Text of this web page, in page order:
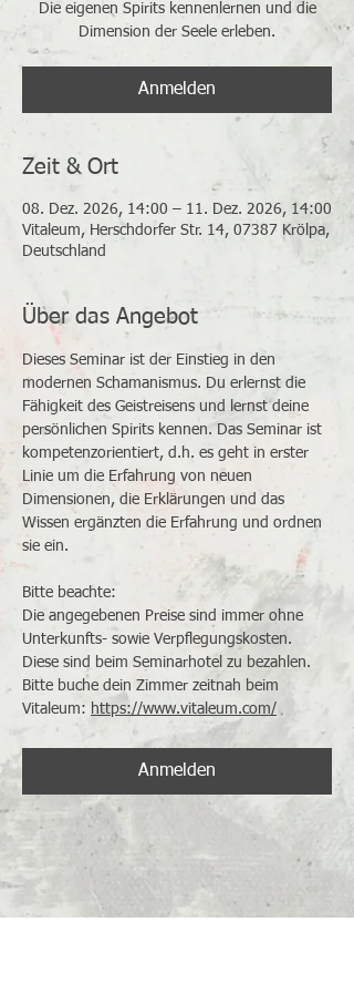
Die eigenen Spirits kennenlernen und die
Dimension der Seele erleben.
Anmelden
Zeit & Ort
08. Dez. 2026, 14:00 – 11. Dez. 2026, 14:00
Vitaleum, Herschdorfer Str. 14, 07387 Krölpa,
Deutschland
Über das Angebot
Dieses Seminar ist der Einstieg in den
modernen Schamanismus. Du erlernst die
Fähigkeit des Geistreisens und lernst deine
persönlichen Spirits kennen. Das Seminar ist
kompetenzorientiert, d.h. es geht in erster
Linie um die Erfahrung von neuen
Dimensionen, die Erklärungen und das
Wissen ergänzten die Erfahrung und ordnen
sie ein.
Bitte beachte:
Die angegebenen Preise sind immer ohne
Unterkunfts- sowie Verpflegungskosten.
Diese sind beim Seminarhotel zu bezahlen.
Bitte buche dein Zimmer zeitnah beim
Vitaleum: https://www.vitaleum.com/
Anmelden